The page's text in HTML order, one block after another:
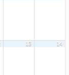
13 14